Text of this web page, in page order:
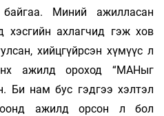
Миний ажилласан
хэсгийн ахлагчид гэж хов
хийцгүйрсэн хүмүүс л
ажилд ороход “МАНыг
Би нам бус гэдгээ хэлтэл
ажилд орсон л бол